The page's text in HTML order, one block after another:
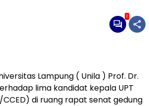
1
Lampung ( Unila ) Prof. Dr.
lima kandidat kepala UPT
di ruang rapat senat gedung